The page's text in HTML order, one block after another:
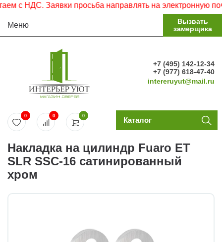
с НДС. Заявки просьба направлять на электронную
Меню
Вызвать
замерщика
+7 (495) 142-12-34
+7 (977) 618-47-40
intereruyut@mail.ru
0
0 0 Каталог
Накладка на цилиндр Fuaro ET
SLR SSC-16 сатинированный
хром